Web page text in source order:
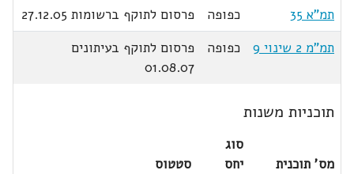
תמ"א 35
כפופה
פרסום לתוקף ברשומות 27.12.05
תמ"מ 2 שינוי 9
כפופה
פרסום לתוקף בעיתונים
01.08.07
תוכניות משנות
מס' תוכנית
סוג
יחס
סטטוס